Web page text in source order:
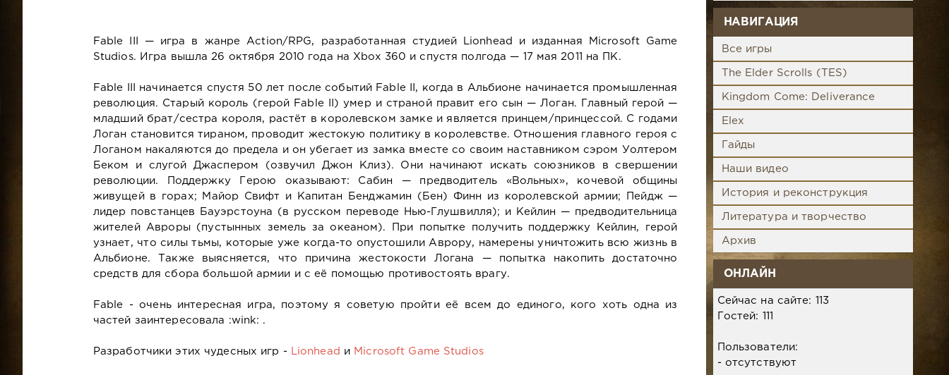
Fable III — игра в жанре Action/RPG, разработанная студией Lionhead и изданная Microsoft Game
Studios. Игра вышла 26 октября 2010 года на Xbox 360 и спустя полгода — 17 мая 2011 на ПК.
Fable III начинается спустя 50 лет после событий Fable II, когда в Альбионе начинается промышленная
революция. Старый король (герой Fable II) умер и страной правит его сын — Логан. Главный герой —
младший брат/сестра короля, растёт в королевском замке и является принцем/принцессой. С годами
Логан становится тираном, проводит жестокую политику в королевстве. Отношения главного героя с
Логаном накаляются до предела и он убегает из замка вместе со своим наставником сэром Уолтером
Беком и слугой Джаспером (озвучил Джон Клиз). Они начинают искать союзников в свершении
революции. Поддержку Герою оказывают: Сабин — предводитель «Вольных», кочевой общины
живущей в горах; Майор Свифт и Капитан Бенджамин (Бен) Финн из королевской армии; Пейдж —
лидер повстанцев Бауэрстоуна (в русском переводе Нью-Глушвилля); и Кейлин — предводительница
жителей Авроры (пустынных земель за океаном). При попытке получить поддержку Кейлин, герой
узнает, что силы тьмы, которые уже когда-то опустошили Аврору, намерены уничтожить всю жизнь в
Альбионе. Также выясняется, что причина жестокости Логана — попытка накопить достаточно
средств для сбора большой армии и с её помощью противостоять врагу.
Fable - очень интересная игра, поэтому я советую пройти её всем до единого, кого хоть одна из
частей заинтересовала :wink: .
Разработчики этих чудесных игр - Lionhead и Microsoft Game Studios
НАВИГАЦИЯ
Все игры
The Elder Scrolls (TES)
Kingdom Come: Deliverance
Elex
Гайды
Наши видео
История и реконструкция
Литература и творчество
Архив
ОНЛАЙН
Сейчас на сайте: 113
Гостей: 111
Пользователи:
- отсутствуют